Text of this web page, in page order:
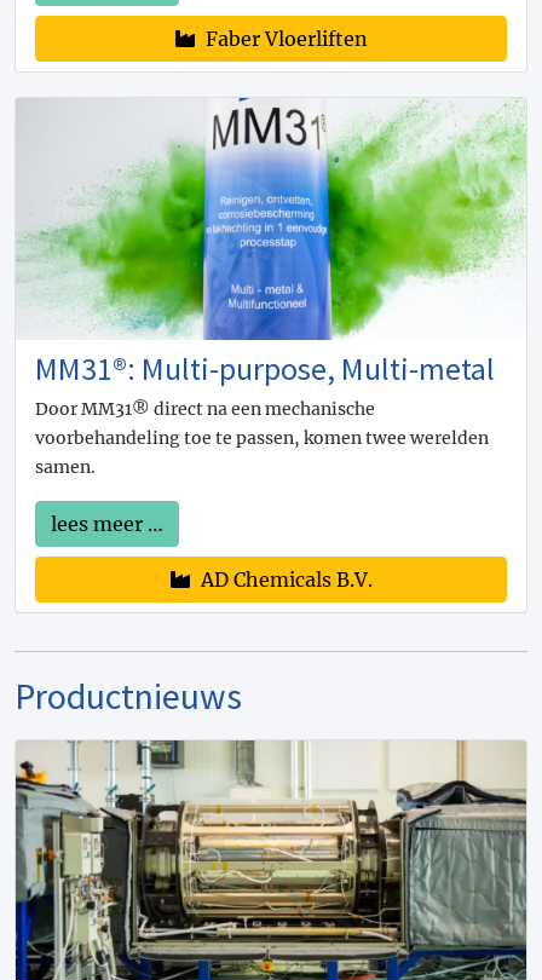
Faber Vloerliften
MM31®: Multi-purpose, Multi-metal
Door MM31® direct na een mechanische
voorbehandeling toe te passen, komen twee werelden
samen.
lees meer …
AD Chemicals B.V.
Productnieuws